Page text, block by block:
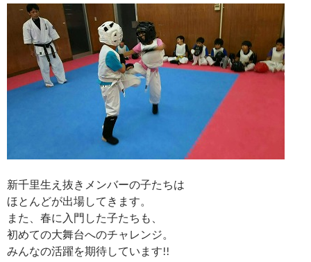
新千里生え抜きメンバーの子たちは
ほとんどが出場してきます。
また、春に入門した子たちも、
初めての大舞台へのチャレンジ。
みんなの活躍を期待しています!!